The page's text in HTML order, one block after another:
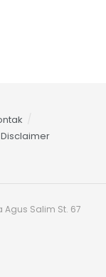
Disclaimer
Salim St. 67